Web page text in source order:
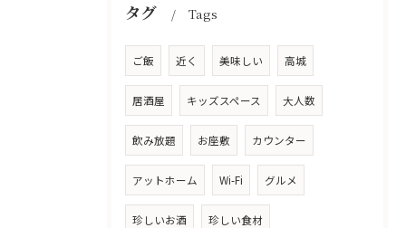
タグ Tags
ご飯 近く 美味しい 高城
居酒屋 キッズスペース 大人数
飲み放題 お座敷 カウンター
アットホーム Wi-Fi グルメ
珍しいお酒 珍しい食材